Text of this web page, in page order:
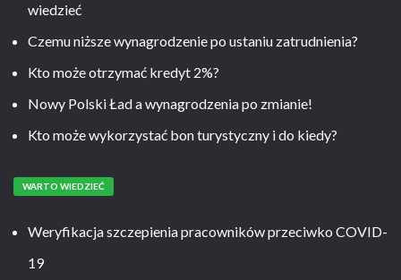
wiedzieć
Czemu niższe wynagrodzenie po ustaniu zatrudnienia?
Kto może otrzymać kredyt 2%?
Nowy Polski Ład a wynagrodzenia po zmianie!
Kto może wykorzystać bon turystyczny i do kiedy?
WARTO WIEDZIEĆ
Weryfikacja szczepienia pracowników przeciwko COVID-
19